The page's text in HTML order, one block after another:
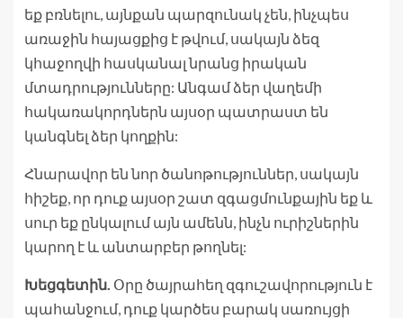
եք բռնելու, այնքան պարզունակ չեն, ինչպես
առաջին հայացքից է թվում, սակայն ձեզ
կհաջողվի հասկանալ նրանց իրական
մտադրությունները: Անգամ ձեր վաղեմի
հակառակորդներն այսօր պատրաստ են
կանգնել ձեր կողքին:
Հնարավոր են նոր ծանոթություններ, սակայն
հիշեք, որ դուք այսօր շատ զգացմունքային եք և
սուր եք ընկալում այն ամենն, ինչն ուրիշներին
կարող է և անտարբեր թողնել:
Խեցգետին. Օրը ծայրահեղ զգուշավորություն է
պահանջում, դուք կարծես բարակ սառույցի